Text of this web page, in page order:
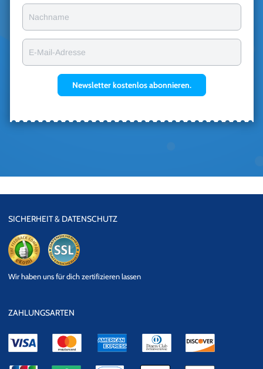
Nachname
E-Mail-Adresse
Newsletter kostenlos abonnieren.
SICHERHEIT & DATENSCHUTZ
Datensicherheit
Wir haben uns für dich zertifizieren lassen
ZAHLUNGSARTEN